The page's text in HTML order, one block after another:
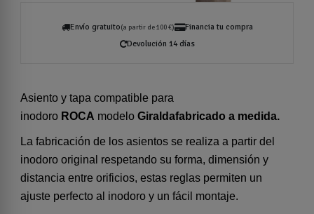
Envío gratuito(a partir de 100 €)
Financia tu compra
Devolución 14 días
Asiento y tapa compatible para
inodoro ROCA modelo Giraldafabricado a medida.
La fabricación de los asientos se realiza a partir del
inodoro original respetando su forma, dimensión y
distancia entre orificios, estas reglas permiten un
ajuste perfecto al inodoro y un fácil montaje.